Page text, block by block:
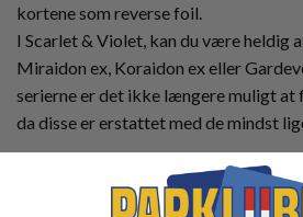
kortene som reverse foil.
I Scarlet & Violet, kan du være heldig
Miraidon ex, Koraidon ex eller
serierne er det ikke længere muligt at
da disse er erstattet med de mindst